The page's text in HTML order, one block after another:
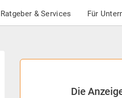
Ratgeber & Services Für
Die